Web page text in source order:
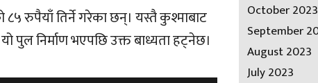
८५ रुपैयाँ तिर्ने गरेका छन्। यस्तै कुश्माबाट
पुल निर्माण भएपछि उक्त बाध्यता हट्नेछ।
October 2023
September
August 2023
July 2023